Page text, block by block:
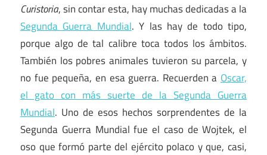
Curistoria, sin contar esta, hay muchas dedicadas a la
Segunda Guerra Mundial. Y las hay de todo tipo,
porque algo de tal calibre toca todos los ámbitos.
También los pobres animales tuvieron su parcela, y
no fue pequeña, en esa guerra. Recuerden a Oscar,
el gato con más suerte de la Segunda Guerra
Mundial. Uno de esos hechos sorprendentes de la
Segunda Guerra Mundial fue el caso de Wojtek, el
oso que formó parte del ejército polaco y que, casi,